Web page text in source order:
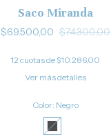
Saco Miranda
$69.500,00 $74.300,00
12 cuotas de $10.286,00
Ver más detalles
Color: Negro